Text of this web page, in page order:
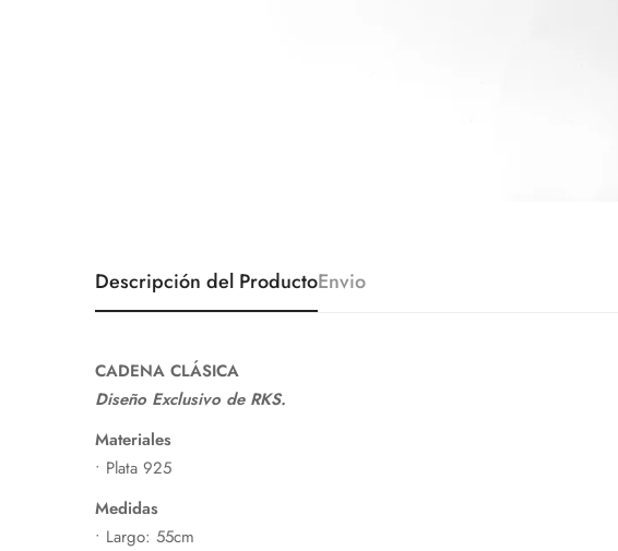
Descripción del ProductoEnvio
CADENA CLÁSICA
Diseño Exclusivo de RKS.
Materiales
• Plata 925
Medidas
• Largo: 55cm